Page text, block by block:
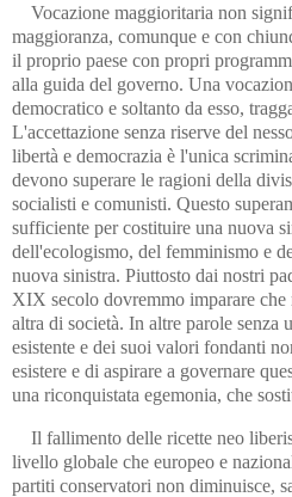
Vocazione maggioritaria non
maggioranza, comunque e con
il proprio paese con propri
alla guida del governo. Una
democratico e soltanto da esso,
L'accettazione senza riserve del
libertà e democrazia è l'unica
devono superare le ragioni della
socialisti e comunisti. Questo
sufficiente per costituire una nuova
dell'ecologismo, del femminismo e
nuova sinistra. Piuttosto dai nostri
XIX secolo dovremmo imparare che
altra di società. In altre parole senza
esistente e dei suoi valori fondanti
esistere e di aspirare a governare
una riconquistata egemonia, che
Il fallimento delle ricette neo
livello globale che europeo e
partiti conservatori non diminuisce,